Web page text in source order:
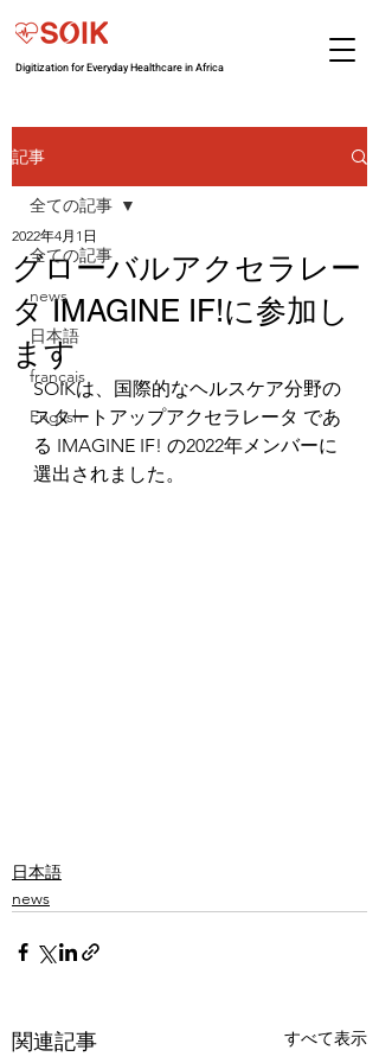
Digitization for Everyday Healthcare in Africa
記事
全ての記事
news
日本語
français
English
全ての記事
グローバルアクセラレー
タ IMAGINE IF!に参加し
ます
2022年4月1日
SOIKは、国際的なヘルスケア分野の
スタートアップアクセラレータ であ
る IMAGINE IF! の2022年メンバーに
選出されました。
日本語
news
関連記事 すべて表示